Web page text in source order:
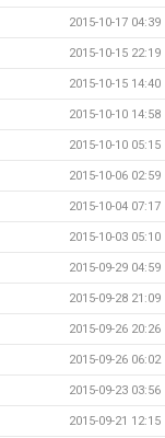
2015-10-17 04:39
2015-10-15 22:19
2015-10-15 14:40
2015-10-10 14:58
2015-10-10 05:15
2015-10-06 02:59
2015-10-04 07:17
2015-10-03 05:10
2015-09-29 04:59
2015-09-28 21:09
2015-09-26 20:26
2015-09-26 06:02
2015-09-23 03:56
2015-09-21 12:15